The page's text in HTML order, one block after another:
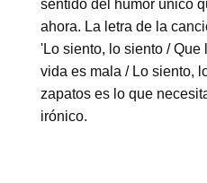
sentido del humor único
ahora. La letra de la
'Lo siento, lo siento / Que
vida es mala / Lo siento,
zapatos es lo que
irónico.